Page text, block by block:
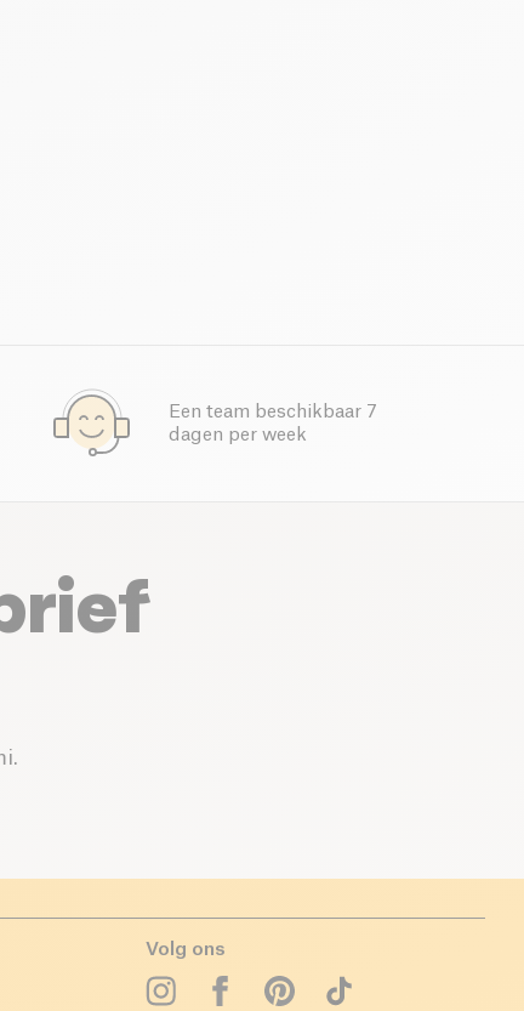
Een team beschikbaar 7
dagen per week
Volg ons